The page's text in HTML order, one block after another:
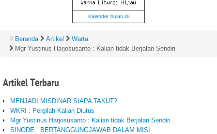
Kalender bulan ini
Beranda Artikel
Warta
Mgr Yustinus Harjosusanto : Kalian tidak Berjalan Sendiri
ArtikelTerbaru
MENJADI MISDINAR SIAPA TAKUT?
WKRI : Pergilah Kalian Diutus
Mgr Yustinus Harjosusanto : Kalian tidak Berjalan Sendiri
SINODE : BERTANGGUNGJAWAB DALAM MISI